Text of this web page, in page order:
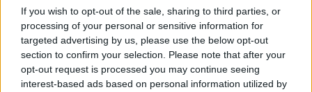
If you wish to opt-out of the sale, sharing to third parties, or
processing of your personal or sensitive information for
targeted advertising by us, please use the below opt-out
section to confirm your selection. Please note that after your
opt-out request is processed you may continue seeing
interest-based ads based on personal information utilized by
Ο συνολικός προϋπολογισμός της δράσης
επιχειρηματικότητας ανέρχεται στα 12.580.000
ευρώ και χρηματοδοτείται από το Ταμείο
Ανάκαμψης και Ανθεκτικότητας.